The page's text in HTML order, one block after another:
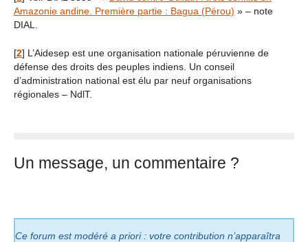
Amazonie andine. Première partie : Bagua (Pérou) » – note
DIAL.
[2]
L’Aidesep est une organisation nationale péruvienne de
défense des droits des peuples indiens. Un conseil
d’administration national est élu par neuf organisations
régionales – NdlT.
Un message, un commentaire ?
Ce forum est modéré a priori : votre contribution n’apparaîtra